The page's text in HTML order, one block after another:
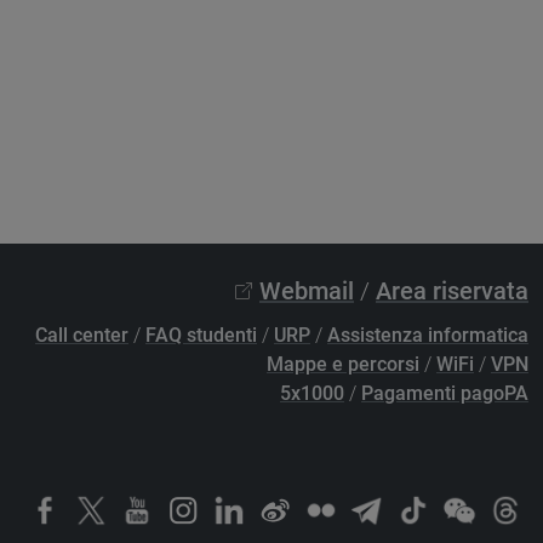
Webmail / Area riservata
Call center / FAQ studenti / URP / Assistenza informatica
Mappe e percorsi / WiFi / VPN
5x1000 / Pagamenti pagoPA